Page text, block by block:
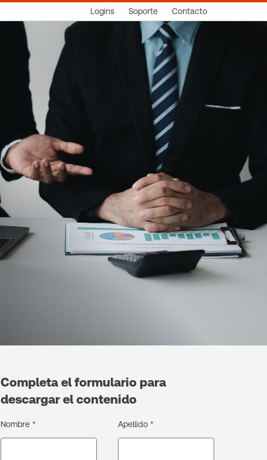
Logins Soporte Contacto
Completa el formulario para
descargar el contenido
Nombre * Apellido *